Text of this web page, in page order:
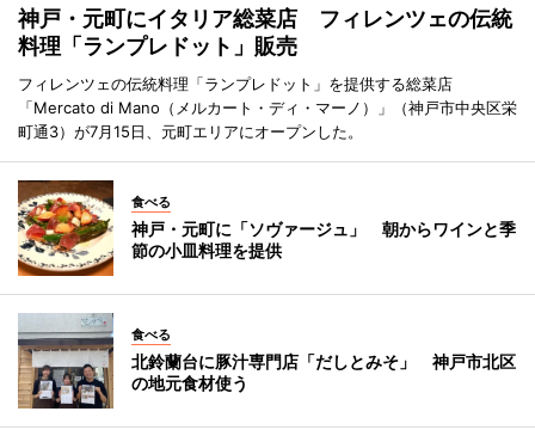
神戸・元町にイタリア総菜店 フィレンツェの伝統
料理「ランプレドット」販売
フィレンツェの伝統料理「ランプレドット」を提供する総菜店
「Mercato di Mano（メルカート・ディ・マーノ）」（神戸市中央区栄
町通3）が7月15日、元町エリアにオープンした。
食べる
神戸・元町に「ソヴァージュ」 朝からワインと季
節の小皿料理を提供
食べる
北鈴蘭台に豚汁専門店「だしとみそ」 神戸市北区
の地元食材使う